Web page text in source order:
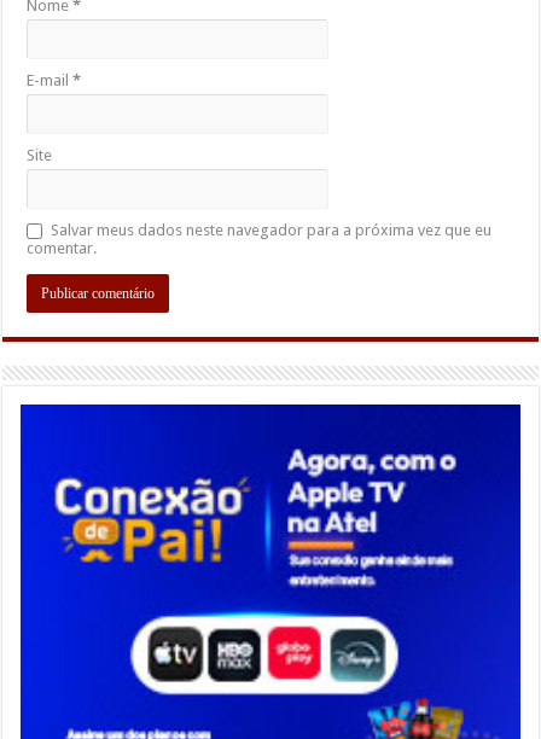
Nome*
E-mail*
Site
Salvar meus dados neste navegador para a próxima vez que eu
comentar.